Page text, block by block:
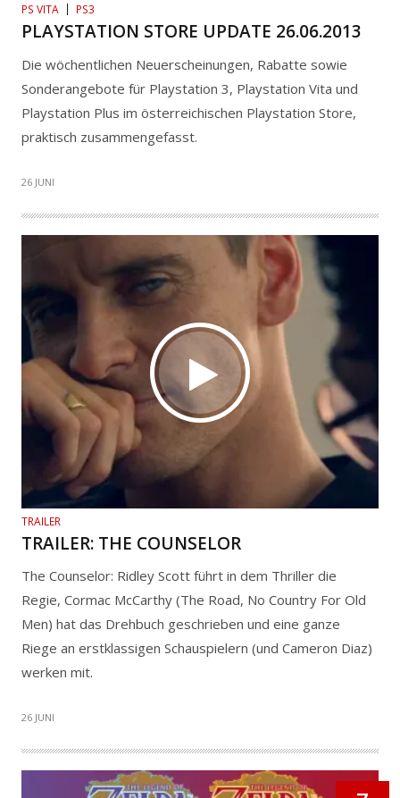
PS VITA PS3
PLAYSTATION STORE UPDATE 26.06.2013
Die wöchentlichen Neuerscheinungen, Rabatte sowie
Sonderangebote für Playstation 3, Playstation Vita und
Playstation Plus im österreichischen Playstation Store,
praktisch zusammengefasst.
26 JUNI
TRAILER
TRAILER: THE COUNSELOR
The Counselor: Ridley Scott führt in dem Thriller die
Regie, Cormac McCarthy (The Road, No Country For Old
Men) hat das Drehbuch geschrieben und eine ganze
Riege an erstklassigen Schauspielern (und Cameron Diaz)
werken mit.
26 JUNI